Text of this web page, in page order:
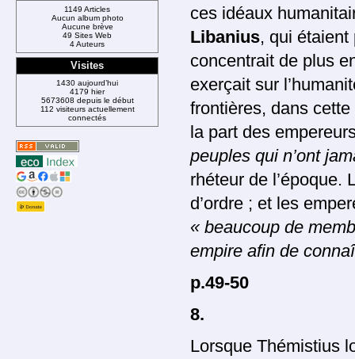
ces idéaux
Libanius, qui étaient
concentrait de plus
exerçait sur
frontières, dans
la part des
peuples qui n’ont
rhéteur de l’époque.
d’ordre ; et les
« beaucoup de
empire afin de
p.49-50
8.
Lorsque Thémistius
1149 Articles
Aucun album photo
Aucune brève
49 Sites Web
4 Auteurs
Visites
1430 aujourd’hui
4179 hier
5673608 depuis le début
112 visiteurs actuellement
connectés